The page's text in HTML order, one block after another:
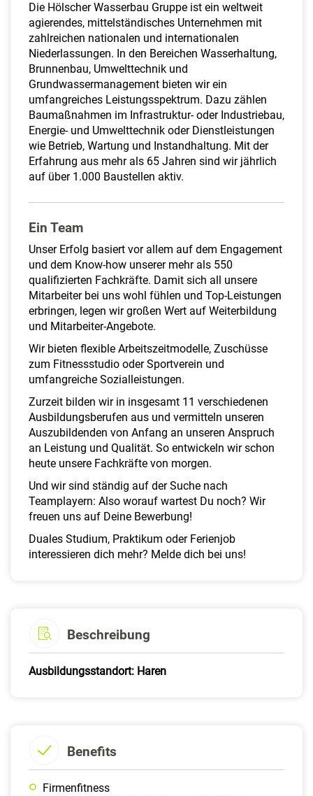
Die Hölscher Wasserbau Gruppe ist ein weltweit
agierendes, mittelständisches Unternehmen mit
zahlreichen nationalen und internationalen
Niederlassungen. In den Bereichen Wasserhaltung,
Brunnenbau, Umwelttechnik und
Grundwassermanagement bieten wir ein
umfangreiches Leistungsspektrum. Dazu zählen
Baumaßnahmen im Infrastruktur- oder Industriebau,
Energie- und Umwelttechnik oder Dienstleistungen
wie Betrieb, Wartung und Instandhaltung. Mit der
Erfahrung aus mehr als 65 Jahren sind wir jährlich
auf über 1.000 Baustellen aktiv.
Ein Team
Unser Erfolg basiert vor allem auf dem Engagement
und dem Know-how unserer mehr als 550
qualifizierten Fachkräfte. Damit sich all unsere
Mitarbeiter bei uns wohl fühlen und Top-Leistungen
erbringen, legen wir großen Wert auf Weiterbildung
und Mitarbeiter-Angebote.
Wir bieten flexible Arbeitszeitmodelle, Zuschüsse
zum Fitnessstudio oder Sportverein und
umfangreiche Sozialleistungen.
Zurzeit bilden wir in insgesamt 11 verschiedenen
Ausbildungsberufen aus und vermitteln unseren
Auszubildenden von Anfang an unseren Anspruch
an Leistung und Qualität. So entwickeln wir schon
heute unsere Fachkräfte von morgen.
Und wir sind ständig auf der Suche nach
Teamplayern: Also worauf wartest Du noch? Wir
freuen uns auf Deine Bewerbung!
Duales Studium, Praktikum oder Ferienjob
interessieren dich mehr? Melde dich bei uns!
Beschreibung
Ausbildungsstandort: Haren
Benefits
Firmenfitness